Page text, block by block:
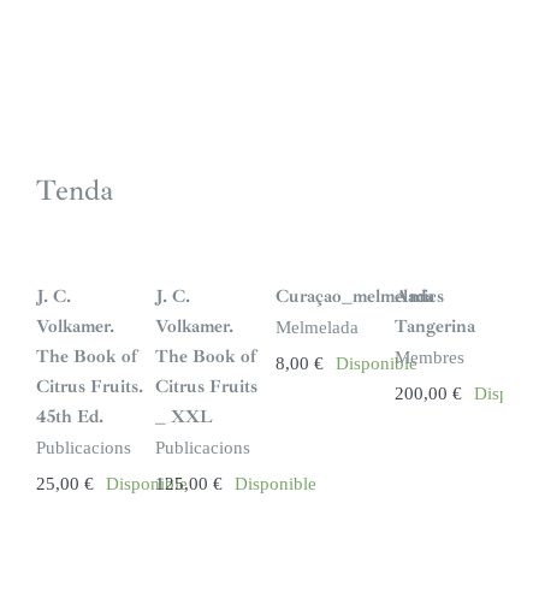
Tenda
J. C.
Volkamer.
The Book of
Citrus Fruits.
45th Ed.
Publicacions
25,00 € Disponible
J. C.
Volkamer.
The Book of
Citrus Fruits
_ XXL
Publicacions
125,00€ Disponible
Curaçao_melmelada
Melmelada
8,00 € Disponible
Amics
Tangerina
Membres
200,00€